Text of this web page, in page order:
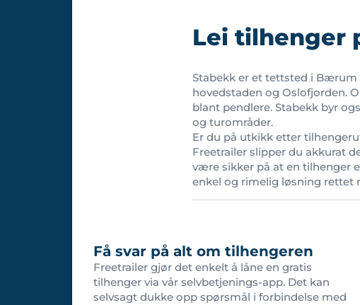
Lei tilhenger
Stabekk er et tettsted i
hovedstaden og Oslofjorden.
blant pendlere. Stabekk byr
og turområder.
Er du på utkikk etter
Freetrailer slipper du akkurat
være sikker på at en tilhenger
enkel og rimelig løsning rettet
Få svar på alt om tilhengeren
Freetrailer gjør det enkelt å låne en gratis
tilhenger via vår selvbetjenings-app. Det kan
selvsagt dukke opp spørsmål i forbindelse med